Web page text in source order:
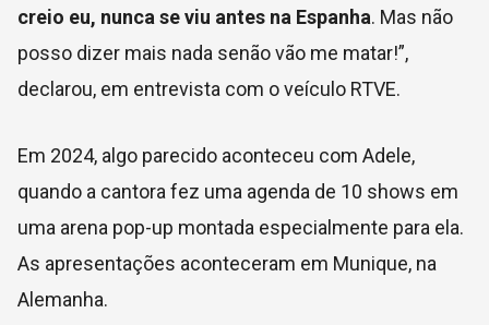
creio eu, nunca se viu antes na Espanha. Mas não
posso dizer mais nada senão vão me matar!”,
declarou, em entrevista com o veículo RTVE.
Em 2024, algo parecido aconteceu com Adele,
quando a cantora fez uma agenda de 10 shows em
uma arena pop-up montada especialmente para ela.
As apresentações aconteceram em Munique, na
Alemanha.